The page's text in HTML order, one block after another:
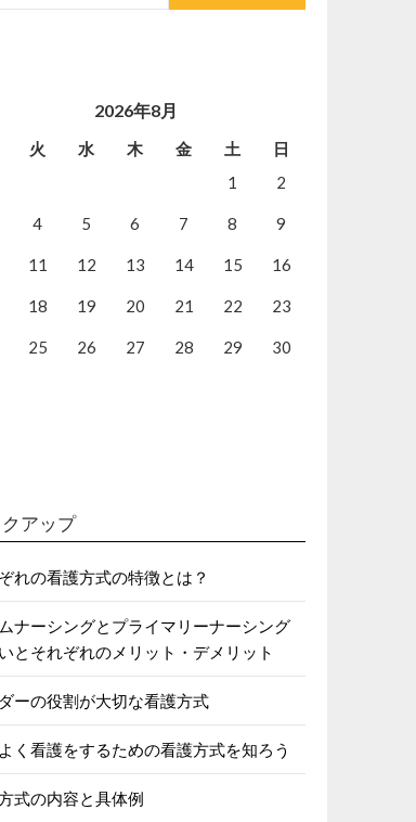
2026年8月
火 水 木 金 土
日
1
2
4 5 6 7 8 9
11 12 13 14 15 16
18 19 20 21 22 23
25 26 27 28 29 30
アップ
れの看護方式の特徴とは？
ナーシングとプライマリーナーシング
とそれぞれのメリット・デメリット
ーの役割が大切な看護方式
く看護をするための看護方式を知ろう
式の内容と具体例